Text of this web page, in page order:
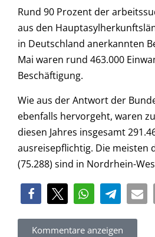
Rund 90 Prozent der
aus den
in Deutschland anerkannten
Mai waren rund 463.000
Beschäftigung.
Wie aus der Antwort der
ebenfalls hervorgeht, waren
diesen Jahres insgesamt
ausreisepflichtig. Die meisten
(75.288) sind in Nordrhein-
Kommentare anzeigen